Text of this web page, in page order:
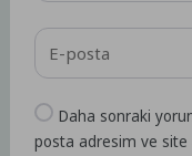
Daha sonraki
posta adresim ve site